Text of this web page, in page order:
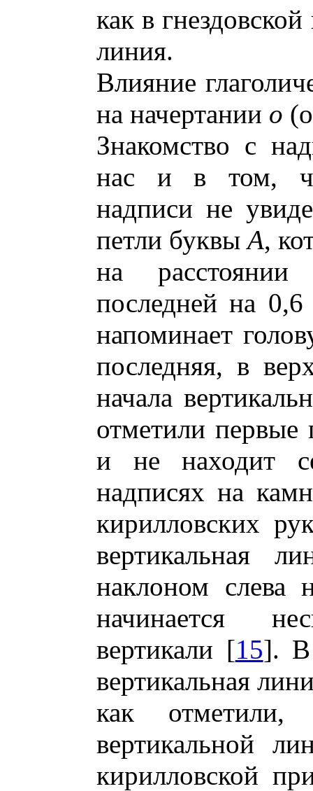
как в
линия.
Влияние
на начертании о
Знакомство с
нас и в том,
надписи не
петли буквыА,
на
последней на
напоминает
последняя, в
начала
отметили первые
и не находит
надписях на
кирилловских
вертикальная
наклоном слева
начинается
вертикали [15]. В
вертикальная
как отметили,
вертикальной
кирилловской